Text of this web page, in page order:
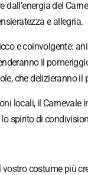
del
e allegria.
e coinvolgente:
il
che delizieranno il
locali, il
spirito di
vostro costume più